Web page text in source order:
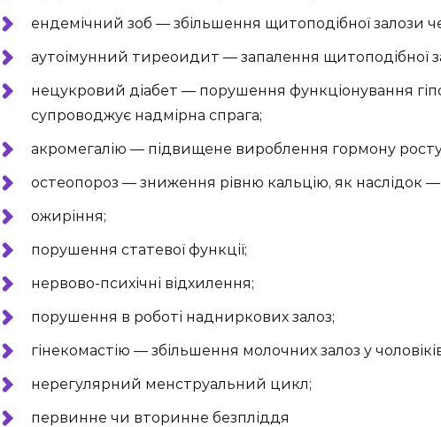
ендемічний зоб — збільшення щитоподібної залози
аутоімунний тиреоидит — запалення щитоподібної
нецукровий діабет — порушення функціонування
супроводжує надмірна спрага;
акромегалію — підвищене вироблення гормону
остеопороз — зниження рівню кальцію, як наслідок —
ожиріння;
порушення статевої функції;
нервово-психічні відхилення;
порушення в роботі надниркових залоз;
гінекомастію — збільшення молочних залоз у
нерегулярний менструальний цикл;
первинне чи вторинне безпліддя